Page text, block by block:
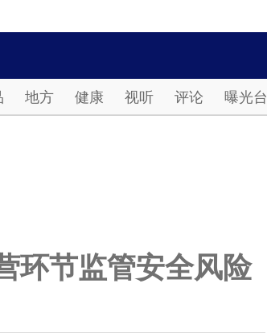
地方 健康 视听 评论 曝光台
环节监管安全风险